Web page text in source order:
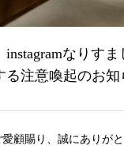
instagramなりす
る注意喚起のお知
顧賜り、誠にありがと